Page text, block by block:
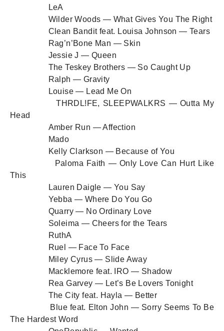
LeA
Wilder Woods — What Gives You The Right
Clean Bandit feat. Louisa Johnson — Tears
Rag’n’Bone Man — Skin
Jessie J — Queen
The Teskey Brothers — So Caught Up
Ralph — Gravity
Louise — Lead Me On
THRDL!FE, SLEEPWALKRS — Outta My
Head
Amber Run — Affection
Mado
Kelly Clarkson — Because of You
Paloma Faith — Only Love Can Hurt Like
This
Lauren Daigle — You Say
Yebba — Where Do You Go
Quarry — No Ordinary Love
Soleima — Cheers for the Tears
RuthA
Ruel — Face To Face
Miley Cyrus — Slide Away
Macklemore feat. IRO — Shadow
Rea Garvey — Let’s Be Lovers Tonight
The City feat. Hayla — Better
Blue feat. Elton John — Sorry Seems To Be
The Hardest Word